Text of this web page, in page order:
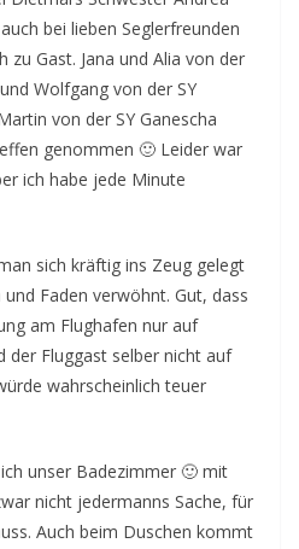
bei lieben Seglerfreunden
zu Gast. Jana und Alia von der
Wolfgang von der SY
von der SY Ganescha
genommen 🙂 Leider war
ich habe jede Minute
sich kräftig ins Zeug gelegt
Faden verwöhnt. Gut, dass
am Flughafen nur auf
der Fluggast selber nicht auf
wahrscheinlich teuer
unser Badezimmer 🙂 mit
nicht jedermanns Sache, für
Auch beim Duschen kommt